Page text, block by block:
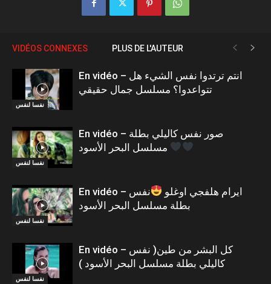
VIDÉOS CONNEXES PLUS DE L'AUTEUR
نفسا لنفس
En vidéo – انتم ترتدوا نفس الشيء هل
تتواعدوا؟ مسلسل جمال حقيقي
نفسا لنفس
En vidéo – صور نفس كاليلي بطلة
نفسا لنفس
En vidéo – ايرام هلفجي اوغلو
نفس
بطلة مسلسل البحر الأسود
نفسا لنفس
En vidéo – كل البشر من طين( نفس
كاليلي بطلة مسلسل البحر الأسود )